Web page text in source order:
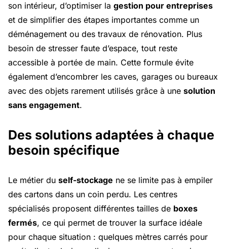
son intérieur, d’optimiser la gestion pour entreprises
et de simplifier des étapes importantes comme un
déménagement ou des travaux de rénovation. Plus
besoin de stresser faute d’espace, tout reste
accessible à portée de main. Cette formule évite
également d’encombrer les caves, garages ou bureaux
avec des objets rarement utilisés grâce à une solution
sans engagement.
Des solutions adaptées à chaque
besoin spécifique
Le métier du self-stockage ne se limite pas à empiler
des cartons dans un coin perdu. Les centres
spécialisés proposent différentes tailles de boxes
fermés, ce qui permet de trouver la surface idéale
pour chaque situation : quelques mètres carrés pour